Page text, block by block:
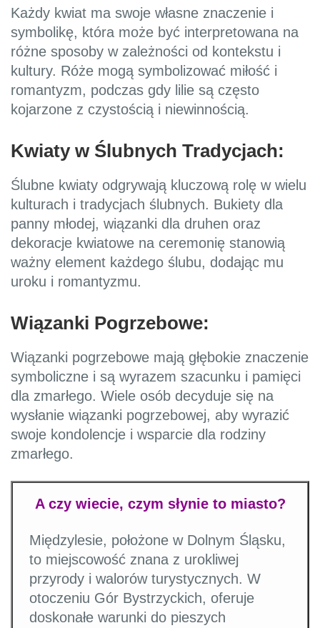
Każdy kwiat ma swoje własne znaczenie i
symbolikę, która może być interpretowana na
różne sposoby w zależności od kontekstu i
kultury. Róże mogą symbolizować miłość i
romantyzm, podczas gdy lilie są często
kojarzone z czystością i niewinnością.
Kwiaty w Ślubnych Tradycjach:
Ślubne kwiaty odgrywają kluczową rolę w wielu
kulturach i tradycjach ślubnych. Bukiety dla
panny młodej, wiązanki dla druhen oraz
dekoracje kwiatowe na ceremonię stanowią
ważny element każdego ślubu, dodając mu
uroku i romantyzmu.
Wiązanki Pogrzebowe:
Wiązanki pogrzebowe mają głębokie znaczenie
symboliczne i są wyrazem szacunku i pamięci
dla zmarłego. Wiele osób decyduje się na
wysłanie wiązanki pogrzebowej, aby wyrazić
swoje kondolencje i wsparcie dla rodziny
zmarłego.
A czy wiecie, czym słynie to miasto?
Międzylesie, położone w Dolnym Śląsku,
to miejscowość znana z urokliwej
przyrody i walorów turystycznych. W
otoczeniu Gór Bystrzyckich, oferuje
doskonałe warunki do pieszych